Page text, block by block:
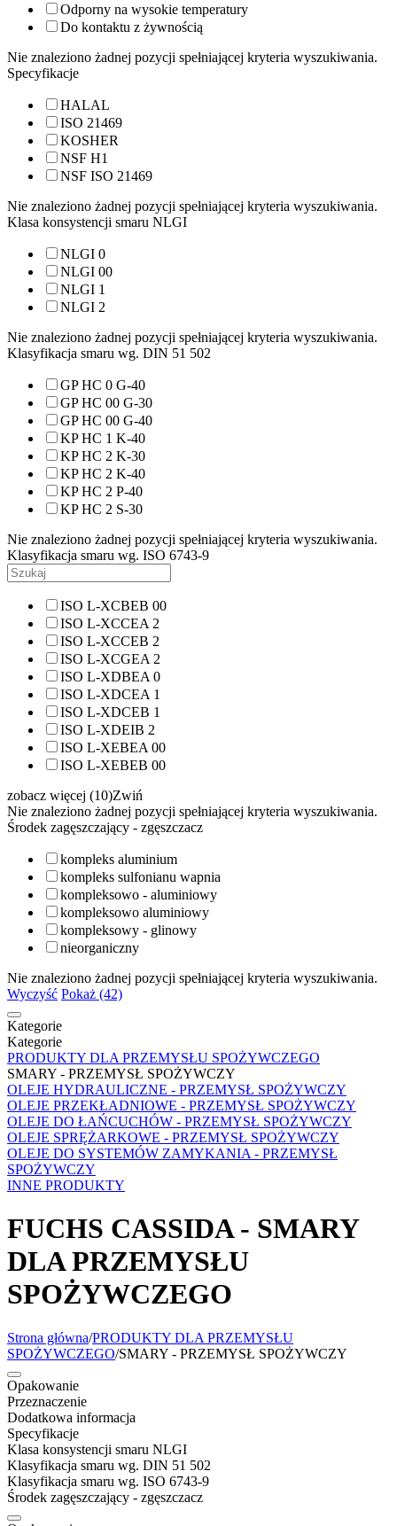
Odporny na wysokie temperatury
Do kontaktu z żywnością
Nie znaleziono żadnej pozycji spełniającej kryteria wyszukiwania.
Specyfikacje
HALAL
ISO 21469
KOSHER
NSF H1
NSF ISO 21469
Nie znaleziono żadnej pozycji spełniającej kryteria wyszukiwania.
Klasa konsystencji smaru NLGI
NLGI 0
NLGI 00
NLGI 1
NLGI 2
Nie znaleziono żadnej pozycji spełniającej kryteria wyszukiwania.
Klasyfikacja smaru wg. DIN 51 502
GP HC 0 G-40
GP HC 00 G-30
GP HC 00 G-40
KP HC 1 K-40
KP HC 2 K-30
KP HC 2 K-40
KP HC 2 P-40
KP HC 2 S-30
Nie znaleziono żadnej pozycji spełniającej kryteria wyszukiwania.
Klasyfikacja smaru wg. ISO 6743-9
ISO L-XCBEB 00
ISO L-XCCEA 2
ISO L-XCCEB 2
ISO L-XCGEA 2
ISO L-XDBEA 0
ISO L-XDCEA 1
ISO L-XDCEB 1
ISO L-XDEIB 2
ISO L-XEBEA 00
ISO L-XEBEB 00
zobacz więcej (10)Zwiń
Nie znaleziono żadnej pozycji spełniającej kryteria wyszukiwania.
Środek zagęszczający - zgęszczacz
kompleks aluminium
kompleks sulfonianu wapnia
kompleksowo - aluminiowy
kompleksowo aluminiowy
kompleksowy - glinowy
nieorganiczny
Nie znaleziono żadnej pozycji spełniającej kryteria wyszukiwania.
Wyczyść Pokaż (42)
Kategorie
Kategorie
PRODUKTY DLA PRZEMYSŁU SPOŻYWCZEGO
SMARY - PRZEMYSŁ SPOŻYWCZY
OLEJE HYDRAULICZNE - PRZEMYSŁ SPOŻYWCZY
OLEJE PRZEKŁADNIOWE - PRZEMYSŁ SPOŻYWCZY
OLEJE DO ŁAŃCUCHÓW - PRZEMYSŁ SPOŻYWCZY
OLEJE SPRĘŻARKOWE - PRZEMYSŁ SPOŻYWCZY
OLEJE DO SYSTEMÓW ZAMYKANIA - PRZEMYSŁ
SPOŻYWCZY
INNE PRODUKTY
FUCHS CASSIDA - SMARY
DLA PRZEMYSŁU
SPOŻYWCZEGO
Strona główna/PRODUKTY DLA PRZEMYSŁU
SPOŻYWCZEGO/SMARY - PRZEMYSŁ SPOŻYWCZY
Opakowanie
Przeznaczenie
Dodatkowa informacja
Specyfikacje
Klasa konsystencji smaru NLGI
Klasyfikacja smaru wg. DIN 51 502
Klasyfikacja smaru wg. ISO 6743-9
Środek zagęszczający - zgęszczacz